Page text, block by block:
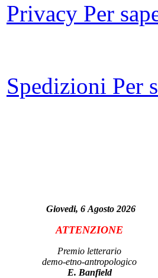
Privacy Per
Spedizioni Per
Giovedi, 6 Agosto 2026
ATTENZIONE
Premio letterario
demo-etno-antropologico
E. Banfield